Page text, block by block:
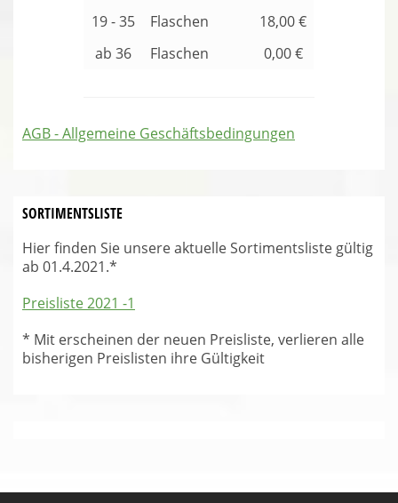
19 - 35
Flaschen
18,00 €
ab 36
Flaschen 0,00 €
AGB - Allgemeine Geschäftsbedingungen
SORTIMENTSLISTE
Hier finden Sie unsere aktuelle Sortimentsliste gültig
ab 01.4.2021.*
Preisliste 2021 -1
* Mit erscheinen der neuen Preisliste, verlieren alle
bisherigen Preislisten ihre Gültigkeit